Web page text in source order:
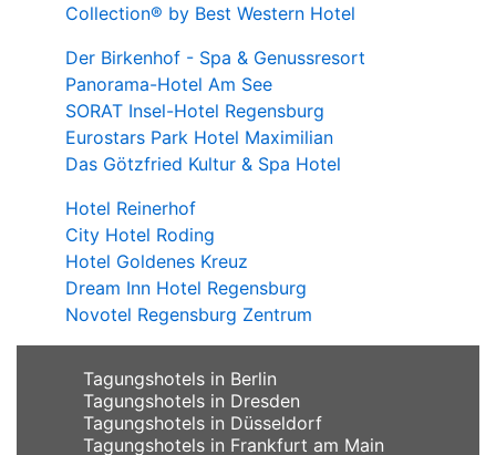
Collection® by Best Western Hotel
Der Birkenhof - Spa & Genussresort
Panorama-Hotel Am See
SORAT Insel-Hotel Regensburg
Eurostars Park Hotel Maximilian
Das Götzfried Kultur & Spa Hotel
Hotel Reinerhof
City Hotel Roding
Hotel Goldenes Kreuz
Dream Inn Hotel Regensburg
Novotel Regensburg Zentrum
Tagungshotels in Berlin
Tagungshotels in Dresden
Tagungshotels in Düsseldorf
Tagungshotels in Frankfurt am Main